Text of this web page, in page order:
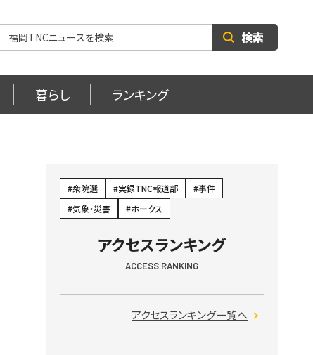
検索
暮らし ランキング
衆院選 実録TNC報道部
事件
気象・災害
ホークス
アクセスランキング
ACCESS RANKING
アクセスランキング一覧へ